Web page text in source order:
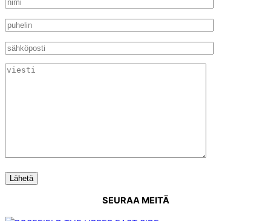
SEURAA MEITÄ